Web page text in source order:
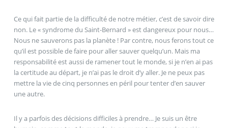
Ce qui fait partie de la difficulté de notre métier, c’est de savoir dire
non. Le « syndrome du Saint-Bernard » est dangereux pour nous…
Nous ne sauverons pas la planète ! Par contre, nous ferons tout ce
qu’il est possible de faire pour aller sauver quelqu’un. Mais ma
responsabilité est aussi de ramener tout le monde, si je n’en ai pas
la certitude au départ, je n’ai pas le droit d’y aller. Je ne peux pas
mettre la vie de cinq personnes en péril pour tenter d’en sauver
une autre.
Il y a parfois des décisions difficiles à prendre… Je suis un être